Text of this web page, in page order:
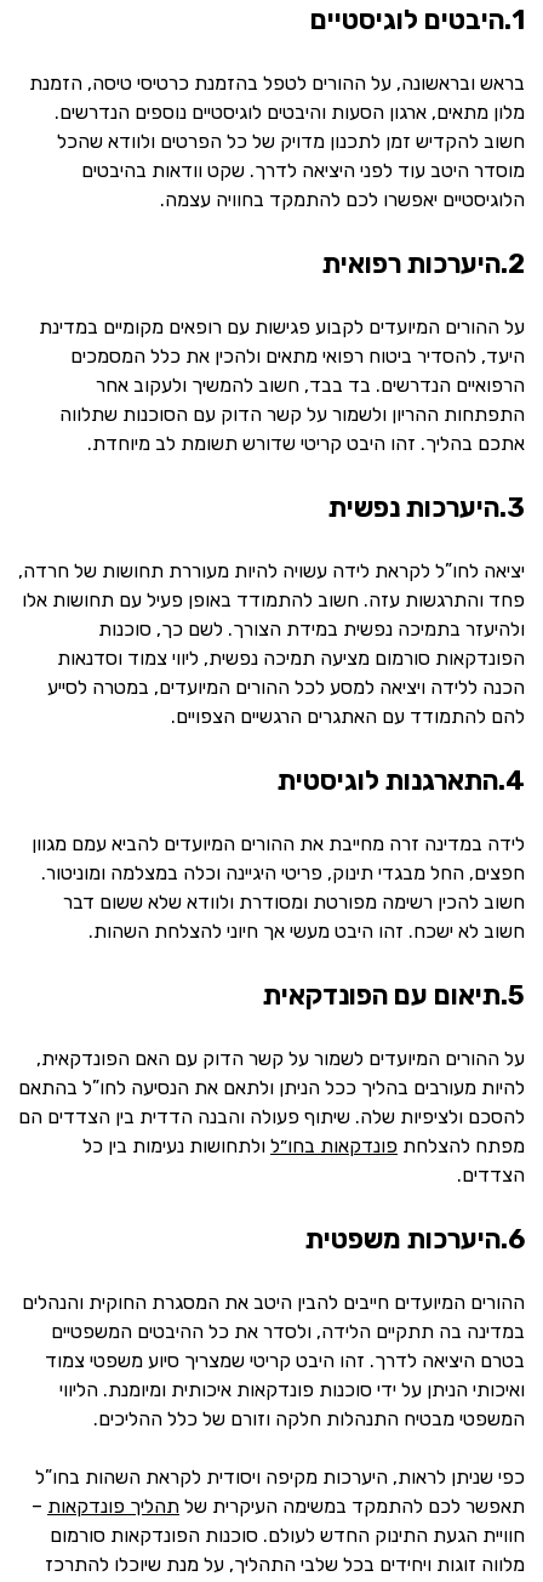
1.היבטים לוגיסטיים
בראש ובראשונה, על ההורים לטפל בהזמנת כרטיסי טיסה, הזמנת
מלון מתאים, ארגון הסעות והיבטים לוגיסטיים נוספים הנדרשים.
חשוב להקדיש זמן לתכנון מדויק של כל הפרטים ולוודא שהכל
מוסדר היטב עוד לפני היציאה לדרך. שקט וודאות בהיבטים
הלוגיסטיים יאפשרו לכם להתמקד בחוויה עצמה.
2.היערכות רפואית
על ההורים המיועדים לקבוע פגישות עם רופאים מקומיים במדינת
היעד, להסדיר ביטוח רפואי מתאים ולהכין את כלל המסמכים
הרפואיים הנדרשים. בד בבד, חשוב להמשיך ולעקוב אחר
התפתחות ההריון ולשמור על קשר הדוק עם הסוכנות שתלווה
אתכם בהליך. זהו היבט קריטי שדורש תשומת לב מיוחדת.
3.היערכות נפשית
יציאה לחו”ל לקראת לידה עשויה להיות מעוררת תחושות של חרדה,
פחד והתרגשות עזה. חשוב להתמודד באופן פעיל עם תחושות אלו
ולהיעזר בתמיכה נפשית במידת הצורך. לשם כך, סוכנות
הפונדקאות סורמום מציעה תמיכה נפשית, ליווי צמוד וסדנאות
הכנה ללידה ויציאה למסע לכל ההורים המיועדים, במטרה לסייע
להם להתמודד עם האתגרים הרגשיים הצפויים.
4.התארגנות לוגיסטית
לידה במדינה זרה מחייבת את ההורים המיועדים להביא עמם מגוון
חפצים, החל מבגדי תינוק, פריטי היגיינה וכלה במצלמה ומוניטור.
חשוב להכין רשימה מפורטת ומסודרת ולוודא שלא ששום דבר
חשוב לא ישכח. זהו היבט מעשי אך חיוני להצלחת השהות.
5.תיאום עם הפונדקאית
על ההורים המיועדים לשמור על קשר הדוק עם האם הפונדקאית,
להיות מעורבים בהליך ככל הניתן ולתאם את הנסיעה לחו”ל בהתאם
להסכם ולציפיות שלה. שיתוף פעולה והבנה הדדית בין הצדדים הם
מפתח להצלחת פונדקאות בחו״ל ולתחושות נעימות בין כל
הצדדים.
6.היערכות משפטית
ההורים המיועדים חייבים להבין היטב את המסגרת החוקית והנהלים
במדינה בה תתקיים הלידה, ולסדר את כל ההיבטים המשפטיים
בטרם היציאה לדרך. זהו היבט קריטי שמצריך סיוע משפטי צמוד
ואיכותי הניתן על ידי סוכנות פונדקאות איכותית ומיומנת. הליווי
המשפטי מבטיח התנהלות חלקה וזורם של כלל ההליכים.
כפי שניתן לראות, היערכות מקיפה ויסודית לקראת השהות בחו”ל
תאפשר לכם להתמקד במשימה העיקרית של תהליך פונדקאות –
חוויית הגעת התינוק החדש לעולם. סוכנות הפונדקאות סורמום
מלווה זוגות ויחידים בכל שלבי התהליך, על מנת שיוכלו להתרכז